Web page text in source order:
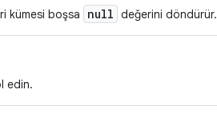
kümesi boşsa null değerini döndürür.
edin.